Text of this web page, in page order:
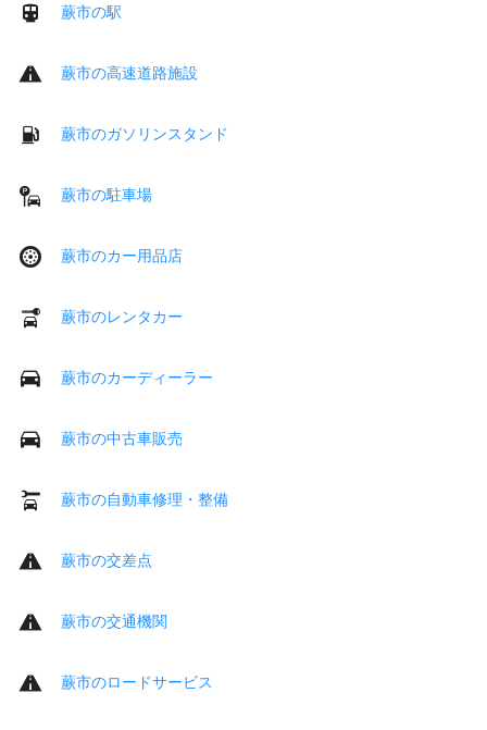
蕨市の駅
蕨市の高速道路施設
蕨市のガソリンスタンド
蕨市の駐車場
蕨市のカー用品店
蕨市のレンタカー
蕨市のカーディーラー
蕨市の中古車販売
蕨市の自動車修理・整備
蕨市の交差点
蕨市の交通機関
蕨市のロードサービス